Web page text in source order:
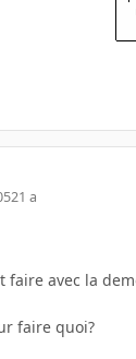
21 a
avec la
faire quoi?